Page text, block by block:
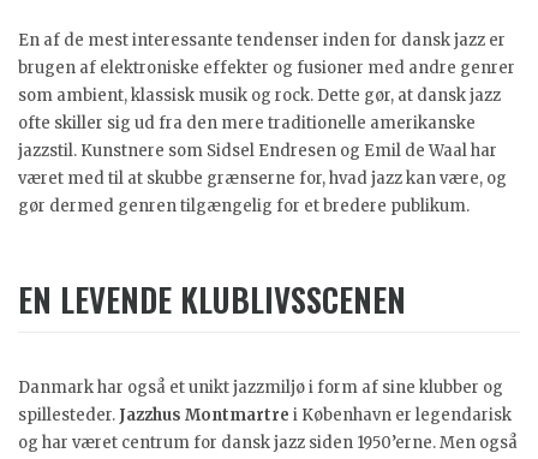
En af de mest interessante tendenser inden for dansk jazz er
brugen af elektroniske effekter og fusioner med andre genrer
som ambient, klassisk musik og rock. Dette gør, at dansk jazz
ofte skiller sig ud fra den mere traditionelle amerikanske
jazzstil. Kunstnere som Sidsel Endresen og Emil de Waal har
været med til at skubbe grænserne for, hvad jazz kan være, og
gør dermed genren tilgængelig for et bredere publikum.
EN LEVENDE KLUBLIVSSCENEN
Danmark har også et unikt jazzmiljø i form af sine klubber og
spillesteder. Jazzhus Montmartre i København er legendarisk
og har været centrum for dansk jazz siden 1950’erne. Men også